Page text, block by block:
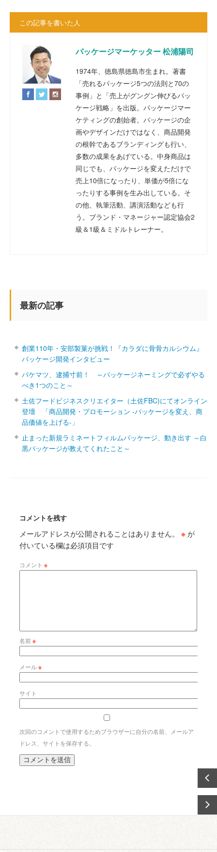
この記事を書いた人
パッケージマーケッター 松浦陽司
1974年、徳島県徳島市生まれ。著書
「売れるパッケージ5つの法則と70の
事例」と「売上がグングン伸びるパッ
ケージ戦略」を出版。パッケージマー
ケティングの創始者。パッケージの企
画やデザインだけではなく、商品開発
の根幹であるブランディングも行い、
多数の成果をあげている。中身商品は
同じでも、パッケージを変えただけで
売上10倍になったり、単価が5倍にな
ったりする事例を生み出している。そ
の他、執筆活動、講演活動なども行
う。ブランド・マネージャー認定協会2
級＆1級＆ミドルトレーナー。
最新の記事
創業110年・安部製菓が挑戦！『カラダに骨骨カルシウム』
パッケージ開発インタビュー
パケマツ、逮捕寸前！ ～パッケージネーミングで必ずやる
べき1つのこと～
土佐フードビジネスクリエイター（土佐FBC)にてオンライン
登壇 「商品開発・プロモーション ‐パッケージを変え、商
品価値を上げる‐」
止まった新規ラミネートフィルムパッケージ、動き出す ～白
黒パッケージが教えてくれたこと～
コメントを残す
メールアドレスが公開されることはありません。 ※ が
付いている欄は必須項目です
コメント ※
名前※
メール※
サイト
次回のコメントで使用するためブラウザーに自分の名前、メールア
ドレス、サイトを保存する。